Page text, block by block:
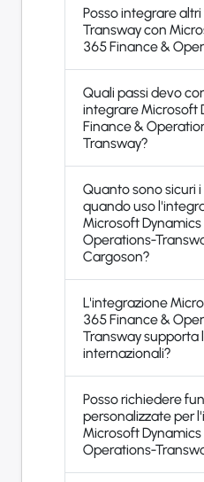
Posso integrare
Transway con
365 Finance &
Quali passi devo
integrare Microsoft
Finance &
Transway?
Quanto sono sicuri
quando uso
Microsoft
Operations-
Cargoson?
L'integrazione
365 Finance &
Transway supporta
internazionali?
Posso richiedere
personalizzate per
Microsoft
Operations-